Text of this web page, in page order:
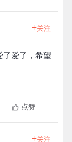
+关注
了爱了，希望
点赞
+关注